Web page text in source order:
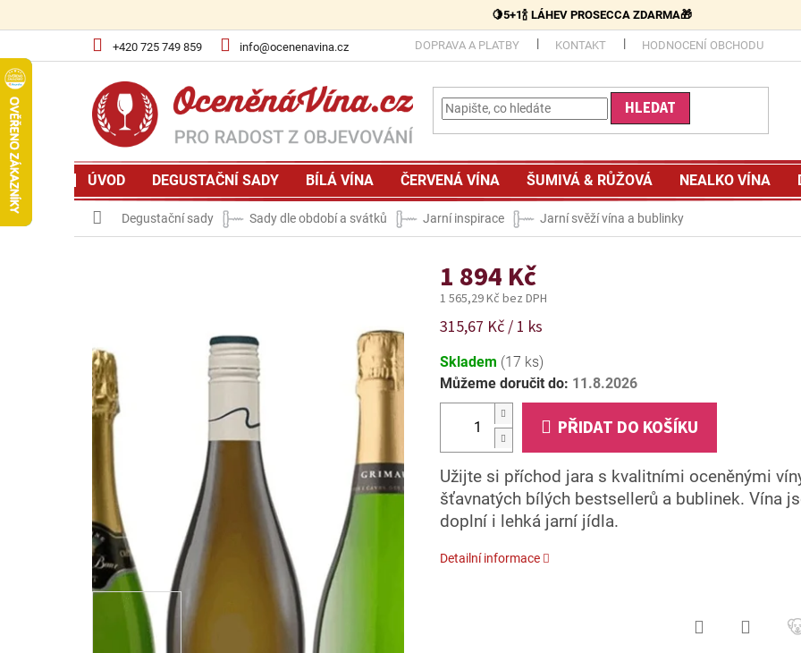
🍋5+1🍾 LÁHEV PROSECCA ZDARMA🎁
+420 725 749 859 info@ocenenavina.cz DOPRAVA A PLATBY KONTAKT HODNOCENÍ OBCHODU
HLEDAT
ÚVOD DEGUSTAČNÍ SADY BÍLÁ VÍNA ČERVENÁ VÍNA ŠUMIVÁ & RŮŽOVÁ NEALKO VÍNA
Domů
Degustační sady Sady dle období a svátků Jarní inspirace Jarní svěží vína a bublinky
1 894 Kč
1 565,29 Kč bez DPH
Měrná
315,67 Kč / 1 ks
Skladem (17 ks)
Můžeme doručit do: 11.8.2026
PŘIDAT DO KOŠÍKU
Užijte si příchod jara s kvalitními oceněnými
šťavnatých bílých bestsellerů a bublinek. Vína
doplní i lehká jarní jídla.
Detailní informace